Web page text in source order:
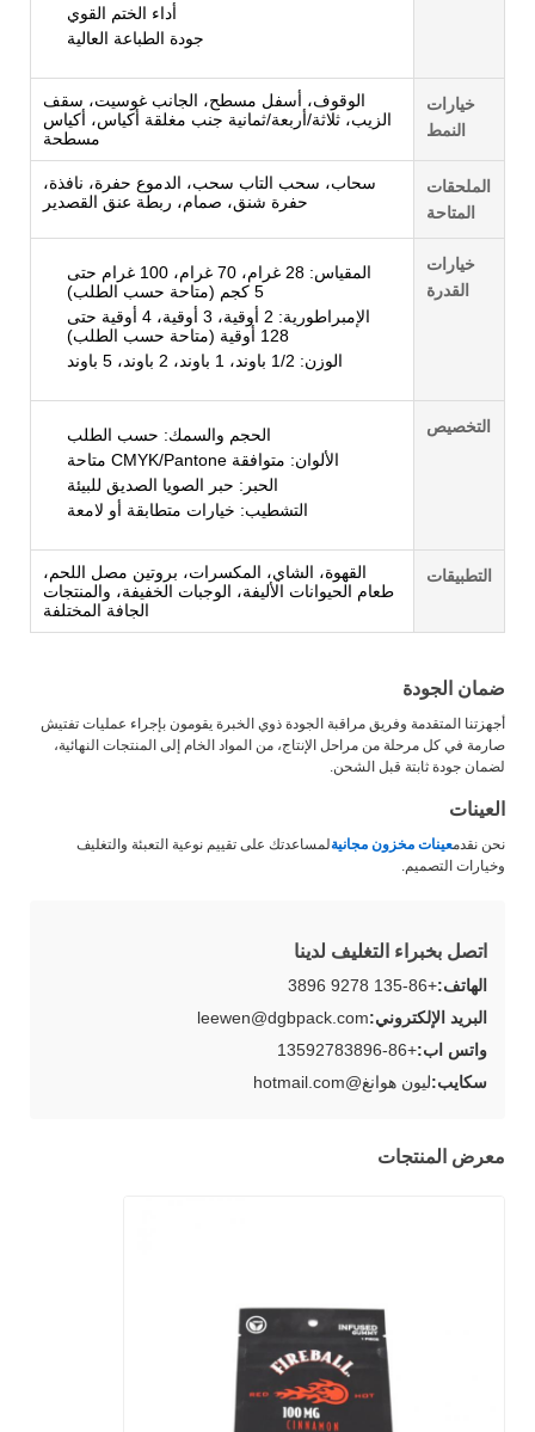
أداء الختم القوي
جودة الطباعة العالية
خيارات
النمط
الوقوف، أسفل مسطح، الجانب غوسيت، سقف
الزيب، ثلاثة/أربعة/ثمانية جنب مغلقة أكياس، أكياس
مسطحة
الملحقات
المتاحة
سحاب، سحب التاب سحب، الدموع حفرة، نافذة،
حفرة شنق، صمام، ربطة عنق القصدير
خيارات
القدرة
المقياس: 28 غرام، 70 غرام، 100 غرام حتى
5 كجم (متاحة حسب الطلب)
الإمبراطورية: 2 أوقية، 3 أوقية، 4 أوقية حتى
128 أوقية (متاحة حسب الطلب)
الوزن: 1/2 باوند، 1 باوند، 2 باوند، 5 باوند
التخصيص
الحجم والسمك: حسب الطلب
الألوان: متوافقة CMYK/Pantone متاحة
الحبر: حبر الصويا الصديق للبيئة
التشطيب: خيارات متطابقة أو لامعة
التطبيقات
القهوة، الشاي، المكسرات، بروتين مصل اللحم،
طعام الحيوانات الأليفة، الوجبات الخفيفة، والمنتجات
الجافة المختلفة
ضمان الجودة
أجهزتنا المتقدمة وفريق مراقبة الجودة ذوي الخبرة يقومون بإجراء عمليات تفتيش
صارمة في كل مرحلة من مراحل الإنتاج، من المواد الخام إلى المنتجات النهائية،
لضمان جودة ثابتة قبل الشحن.
العينات
نحن نقدمعينات مخزون مجانيةلمساعدتك على تقييم نوعية التعبئة والتغليف
وخيارات التصميم.
اتصل بخبراء التغليف لدينا
الهاتف:+86-135 9278 3896
البريد الإلكتروني:leewen@dgbpack.com
واتس اب:+86-13592783896
سكايب:ليون هوانغ@hotmail.com
معرض المنتجات